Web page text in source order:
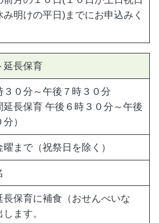
み明けの平日)までにお申込みく
延長保育
３０分～午後７時３０分
延長保育 午後６時３０分～午後
）
曜まで（祝祭日を除く）
長保育に補食（おせんべいな
ます。